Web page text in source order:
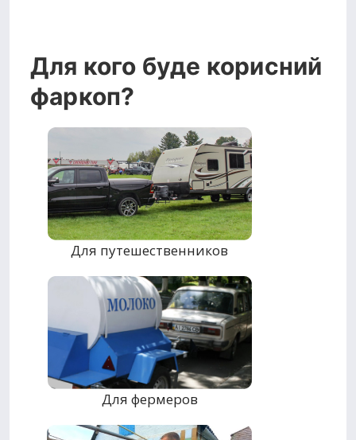
Для кого буде корисний
фаркоп?
Для путешественников
Для фермеров